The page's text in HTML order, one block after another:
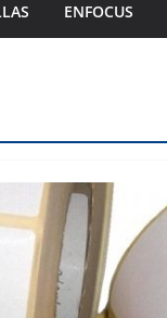
ENFOCUS